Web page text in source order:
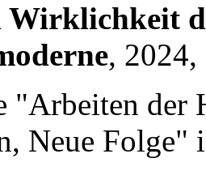
Wirklichkeit
,
"Arbeiten der
Neue Folge"